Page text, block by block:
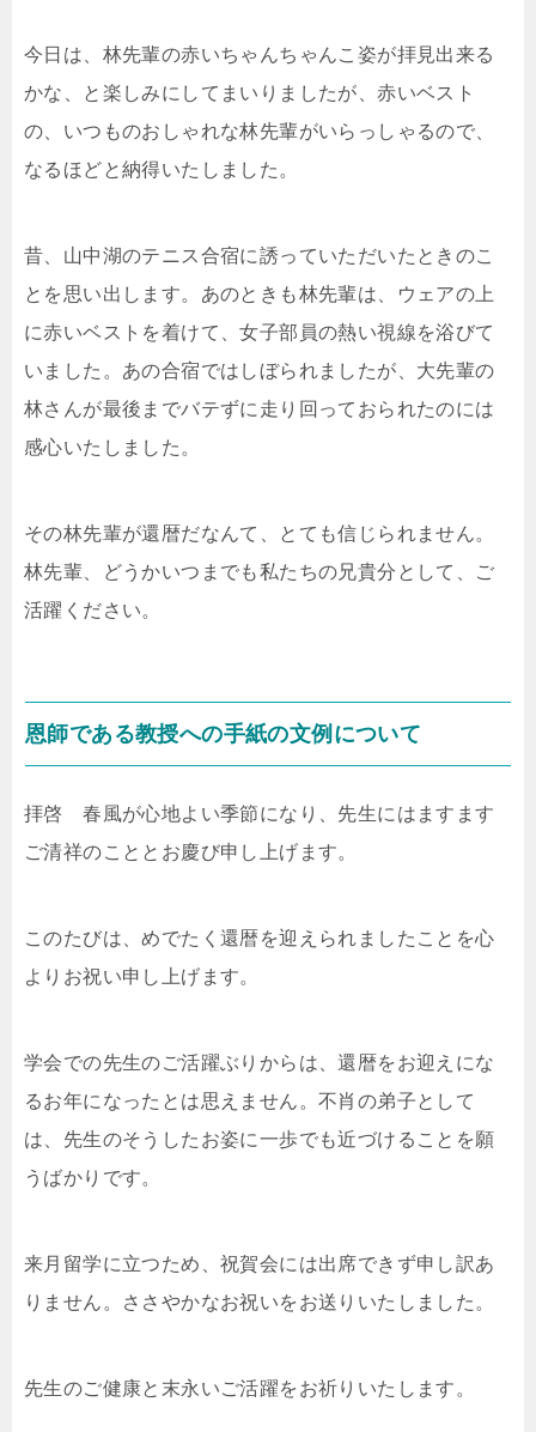
今日は、林先輩の赤いちゃんちゃんこ姿が拝見出来る
かな、と楽しみにしてまいりましたが、赤いベスト
の、いつものおしゃれな林先輩がいらっしゃるので、
なるほどと納得いたしました。
昔、山中湖のテニス合宿に誘っていただいたときのこ
とを思い出します。あのときも林先輩は、ウェアの上
に赤いベストを着けて、女子部員の熱い視線を浴びて
いました。あの合宿ではしぼられましたが、大先輩の
林さんが最後までバテずに走り回っておられたのには
感心いたしました。
その林先輩が還暦だなんて、とても信じられません。
林先輩、どうかいつまでも私たちの兄貴分として、ご
活躍ください。
恩師である教授への手紙の文例について
拝啓 春風が心地よい季節になり、先生にはますます
ご清祥のこととお慶び申し上げます。
このたびは、めでたく還暦を迎えられましたことを心
よりお祝い申し上げます。
学会での先生のご活躍ぶりからは、還暦をお迎えにな
るお年になったとは思えません。不肖の弟子として
は、先生のそうしたお姿に一歩でも近づけることを願
うばかりです。
来月留学に立つため、祝賀会には出席できず申し訳あ
りません。ささやかなお祝いをお送りいたしました。
先生のご健康と末永いご活躍をお祈りいたします。